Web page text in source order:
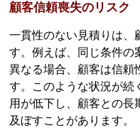
顧客信頼喪失のリスク
一貫性のない見積りは、
す。例えば、同じ条件の
異なる場合、顧客は信頼
す。このような状況が続
用が低下し、顧客との長
及ぼすことがあります。